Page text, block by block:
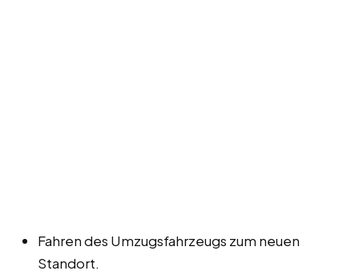
Fahren des Umzugsfahrzeugs zum neuen
Standort.